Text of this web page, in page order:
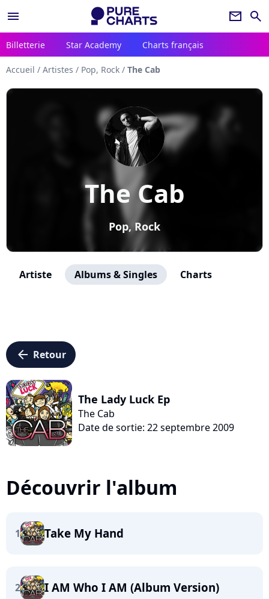
menu newsletter search
Billetterie Star Academy Charts français
Accueil / Artistes / Pop, Rock / The Cab
The Cab
Pop, Rock
Artiste Albums & Singles Charts
arrow_left Retour
The Lady Luck Ep
The Cab
Date de sortie: 22 septembre 2009
Découvrir l'album
1 Take My Hand
2 I AM Who I AM (Album Version)